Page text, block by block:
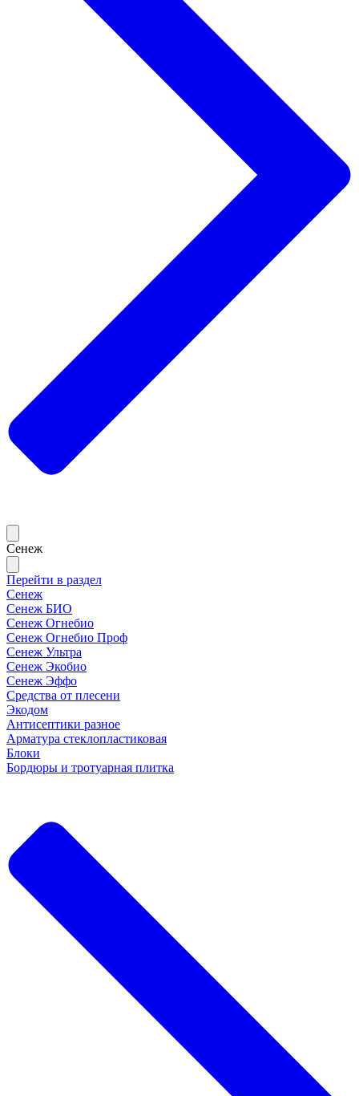
Сенеж
Перейти в раздел
Сенеж
Сенеж БИО
Сенеж Огнебио
Сенеж Огнебио Проф
Сенеж Ультра
Сенеж Экобио
Сенеж Эффо
Средства от плесени
Экодом
Антисептики разное
Арматура стеклопластиковая
Блоки
Бордюры и тротуарная плитка